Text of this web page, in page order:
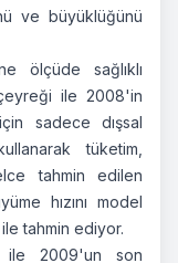
ve büyüklüğünü
ölçüde sağlıklı
çeyreği ile 2008'in
sadece dışsal
tüketim,
tahmin edilen
hızını model
tahmin ediyor.
2009'un son